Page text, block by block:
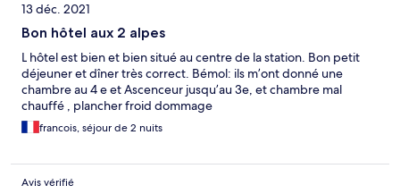
13 déc. 2021
Bon hôtel aux 2 alpes
L hôtel est bien et bien situé au centre de la station. Bon petit
déjeuner et dîner très correct. Bémol: ils m’ont donné une
chambre au 4 e et Ascenceur jusqu’au 3e, et chambre mal
chauffé , plancher froid dommage
francois, séjour de 2 nuits
Avis vérifié